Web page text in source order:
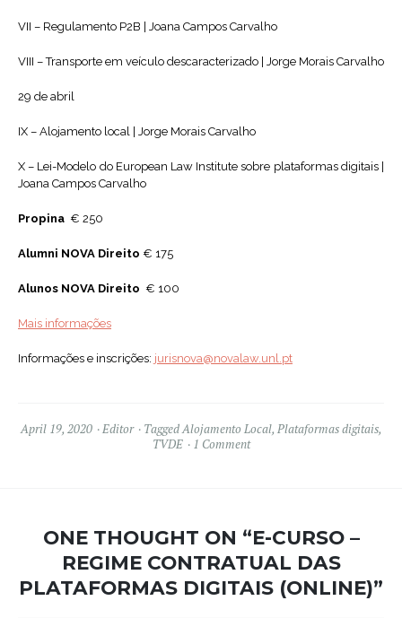
VII – Regulamento P2B | Joana Campos Carvalho
VIII – Transporte em veículo descaracterizado | Jorge Morais Carvalho
29 de abril
IX – Alojamento local | Jorge Morais Carvalho
X – Lei-Modelo do European Law Institute sobre plataformas digitais |
Joana Campos Carvalho
Propina € 250
Alumni NOVA Direito € 175
Alunos NOVA Direito € 100
Mais informações
Informações e inscrições: jurisnova@novalaw.unl.pt
April 19, 2020 Editor TaggedAlojamento Local, Plataformas digitais,
TVDE
1 Comment
ONE THOUGHT ON “E-CURSO –
REGIME CONTRATUAL DAS
PLATAFORMAS DIGITAIS (ONLINE)”